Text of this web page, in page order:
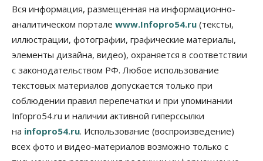
Росреестр назвал главные причины
отказов в регистрации недвижимости в НСО
06 Августа 2026, 12:00
Телекоммуникации
В 16 населённых пунктах Мошковского района
модернизировали мобильную связь
06 Августа 2026, 11:35
Злоумышленники опять атакуют
новосибирские компании через электронную
06 Августа 2026, 11:00
Вся информация, размещенная на информационно-
аналитическом портале www.Infopro54.ru (тексты,
иллюстрации, фотографии, графические материалы,
элементы дизайна, видео), охраняется в соответствии
с законодательством РФ. Любое использование
текстовых материалов допускается только при
соблюдении правил перепечатки и при упоминании
Infopro54.ru и наличии активной гиперссылки
на infopro54.ru. Использование (воспроизведение)
всех фото и видео-материалов возможно только с